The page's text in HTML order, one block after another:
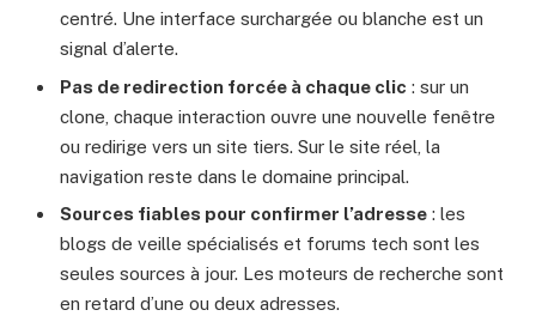
centré. Une interface surchargée ou blanche est un
signal d’alerte.
Pas de redirection forcée à chaque clic : sur un
clone, chaque interaction ouvre une nouvelle fenêtre
ou redirige vers un site tiers. Sur le site réel, la
navigation reste dans le domaine principal.
Sources fiables pour confirmer l’adresse : les
blogs de veille spécialisés et forums tech sont les
seules sources à jour. Les moteurs de recherche sont
en retard d’une ou deux adresses.